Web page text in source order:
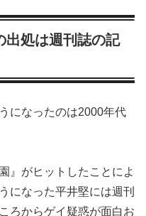
出処は週刊誌の記
になったのは2000年代
』がヒットしたことによ
になった平井堅には週刊
ろからゲイ疑惑が面白お